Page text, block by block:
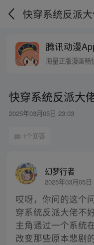
腾讯动漫
海量正版漫画畅
快穿系统反派大
2025年03月05日 23:03
1个回答
幻梦行者
2025年03月05日
哎呀，你问的这个
穿系统反派大佬不
主角通过一个系统
改变那些原本悲剧